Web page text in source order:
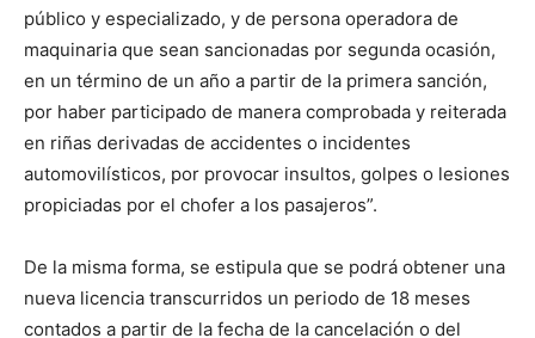
público y especializado, y de persona operadora de
maquinaria que sean sancionadas por segunda ocasión,
en un término de un año a partir de la primera sanción,
por haber participado de manera comprobada y reiterada
en riñas derivadas de accidentes o incidentes
automovilísticos, por provocar insultos, golpes o lesiones
propiciadas por el chofer a los pasajeros”.
De la misma forma, se estipula que se podrá obtener una
nueva licencia transcurridos un periodo de 18 meses
contados a partir de la fecha de la cancelación o del